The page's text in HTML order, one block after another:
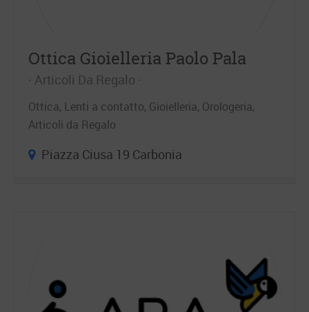
Ottica Gioielleria Paolo Pala
Articoli Da Regalo
Ottica, Lenti a contatto, Gioielleria, Orologeria,
Articoli da Regalo
Piazza Ciusa 19 Carbonia